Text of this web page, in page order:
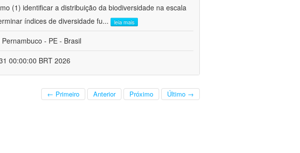
(1) identificar a distribuição da biodiversidade na escala
índices de diversidade fu... leia mais
- PE - Brasil
00:00:00 BRT 2026
← Primeiro Anterior Próximo Último →